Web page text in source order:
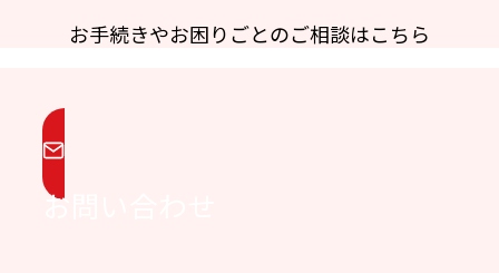
お手続きやお困りごとのご相談はこちら
お問い合わせ